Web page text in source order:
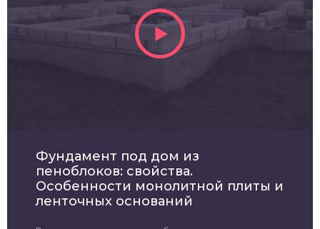
Фундамент под дом из
пеноблоков: свойства.
Особенности монолитной плиты и
ленточных оснований